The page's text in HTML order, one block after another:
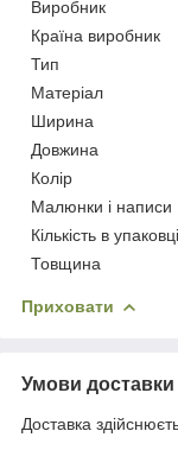
Виробник
Країна виробник
Тип
Матеріал
Ширина
Довжина
Колір
Малюнки і написи
Кількість в упаковці
Товщина
Приховати
Умови доставки
Доставка